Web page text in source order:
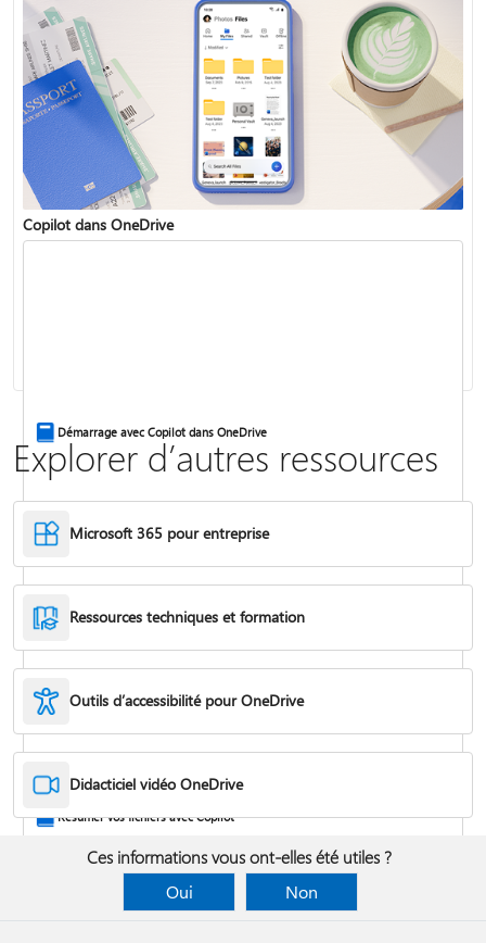
Copilot dans OneDrive
Démarrage avec Copilot dans OneDrive
Résumer vos fichiers avec Copilot
Explorer d’autres ressources
Microsoft 365 pour entreprise
Ressources techniques et formation
Outils d’accessibilité pour OneDrive
Didacticiel vidéo OneDrive
Ces informations vous ont-elles été utiles ?
Oui
Non